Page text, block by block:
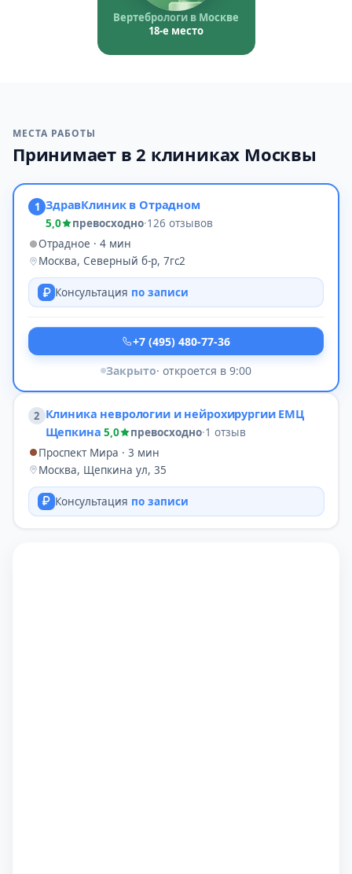
Вертебрологи в Москве
18-е место
МЕСТА РАБОТЫ
Принимает в 2 клиниках Москвы
1 ЗдравКлиник в Отрадном
5,0 превосходно·126 отзывов
Отрадное · 4 мин
Москва, Северный б-р, 7гс2
Консультация по записи
+7 (495) 480-77-36
Закрыто· откроется в 9:00
2 Клиника неврологии и нейрохирургии ЕМЦ
Щепкина 5,0 превосходно·1 отзыв
Проспект Мира · 3 мин
Москва, Щепкина ул, 35
Консультация по записи